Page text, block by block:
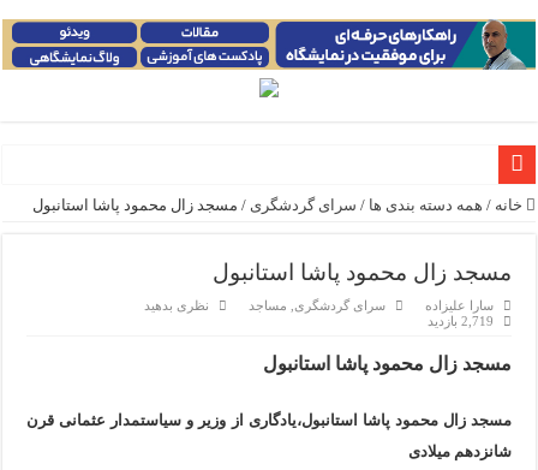
معرفی ۱۶ مسیر برتر کشتی استانبول | راهنمای کامل کشتی‌سواری در بسفر
مرکز خرید پولات استانبول | تجربه‌ای متفاوت از خرید و سبک
ویژگی‌های رفتاری و اجتماعی در زبان ترکی استانبولی
ویژگی‌های منفی شخصیت در زبان ترکی استانبولی
خانه / همه دسته بندی ها / سرای گردشگری / مسجد زال محمود پاشا استانبول
مسجد زال محمود پاشا استانبول
سارا علیزاده سرای گردشگری مساجد
نظری بدهید
2,719 بازدید
مسجد زال محمود پاشا استانبول
مسجد زال محمود پاشا استانبول،یادگاری از وزیر و سیاستمدار عثمانی قرن
شانزدهم میلادی